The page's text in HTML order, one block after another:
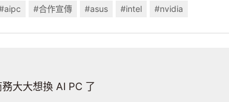
#合作宣傳 #asus #intel #nvidia
大大想換 AI PC 了